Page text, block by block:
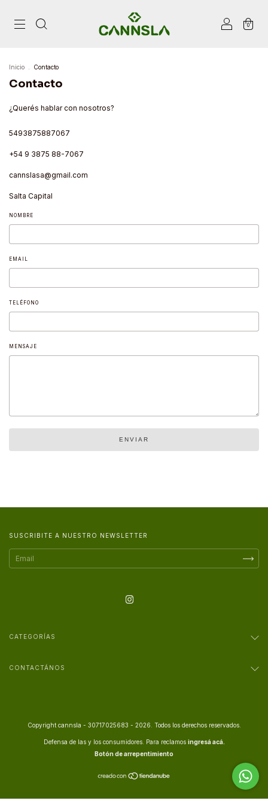
0
Inicio Contacto
Contacto
¿Querés hablar con nosotros?
5493875887067
+54 9 3875 88-7067‬
cannslasa@gmail.com
Salta Capital
NOMBRE
EMAIL
TELÉFONO
MENSAJE
ENVIAR
SUSCRIBITE A NUESTRO NEWSLETTER
CATEGORÍAS
CONTACTÁNOS
Copyright cannsla - 30717025683 - 2026. Todos los derechos reservados.
Defensa de las y los consumidores. Para reclamos ingresá acá.
Botón de arrepentimiento